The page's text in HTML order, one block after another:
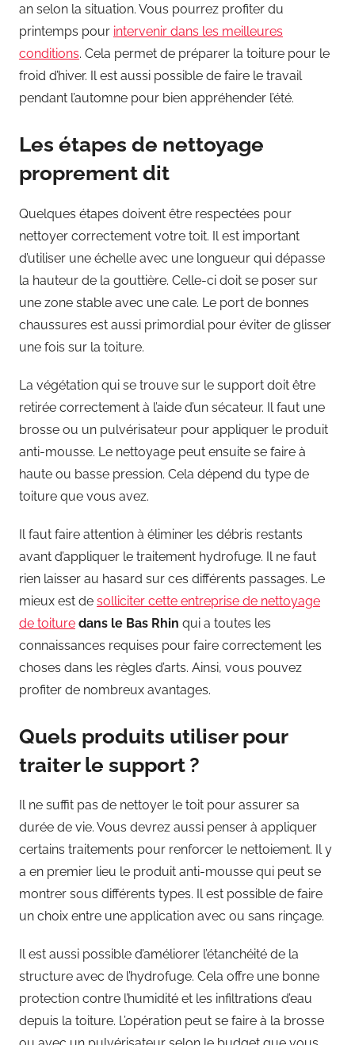
an selon la situation. Vous pourrez profiter du
printemps pour intervenir dans les meilleures
conditions. Cela permet de préparer la toiture pour le
froid d’hiver. Il est aussi possible de faire le travail
pendant l’automne pour bien appréhender l’été.
Les étapes de nettoyage
proprement dit
Quelques étapes doivent être respectées pour
nettoyer correctement votre toit. Il est important
d’utiliser une échelle avec une longueur qui dépasse
la hauteur de la gouttière. Celle-ci doit se poser sur
une zone stable avec une cale. Le port de bonnes
chaussures est aussi primordial pour éviter de glisser
une fois sur la toiture.
La végétation qui se trouve sur le support doit être
retirée correctement à l’aide d’un sécateur. Il faut une
brosse ou un pulvérisateur pour appliquer le produit
anti-mousse. Le nettoyage peut ensuite se faire à
haute ou basse pression. Cela dépend du type de
toiture que vous avez.
Il faut faire attention à éliminer les débris restants
avant d’appliquer le traitement hydrofuge. Il ne faut
rien laisser au hasard sur ces différents passages. Le
mieux est de solliciter cette entreprise de nettoyage
de toiture dans le Bas Rhin qui a toutes les
connaissances requises pour faire correctement les
choses dans les règles d’arts. Ainsi, vous pouvez
profiter de nombreux avantages.
Quels produits utiliser pour
traiter le support ?
Il ne suffit pas de nettoyer le toit pour assurer sa
durée de vie. Vous devrez aussi penser à appliquer
certains traitements pour renforcer le nettoiement. Il y
a en premier lieu le produit anti-mousse qui peut se
montrer sous différents types. Il est possible de faire
un choix entre une application avec ou sans rinçage.
Il est aussi possible d’améliorer l’étanchéité de la
structure avec de l’hydrofuge. Cela offre une bonne
protection contre l’humidité et les infiltrations d’eau
depuis la toiture. L’opération peut se faire à la brosse